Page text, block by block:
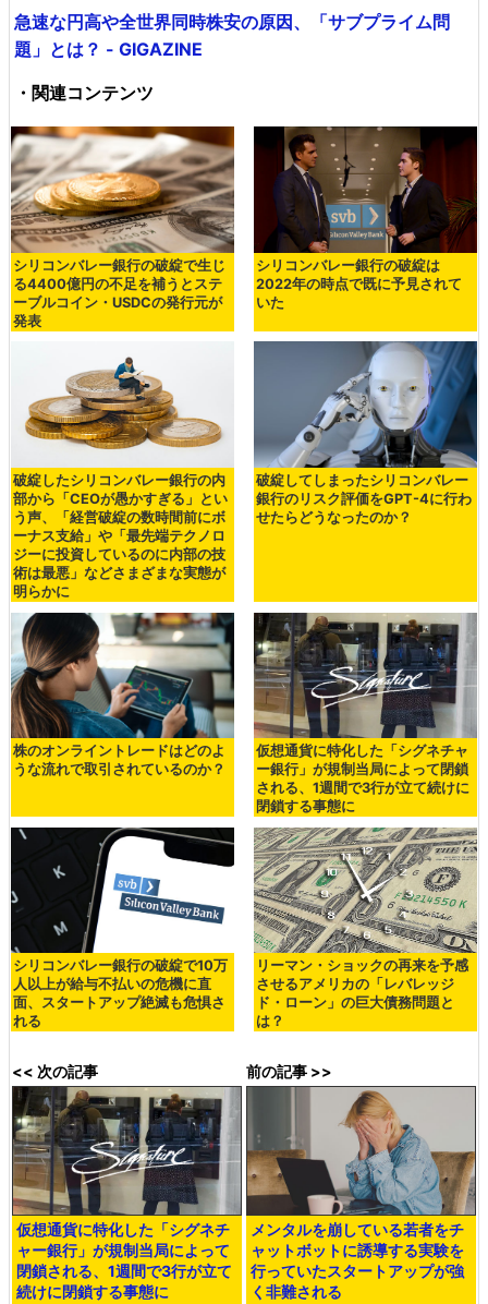
急速な円高や全世界同時株安の原因、「サブプライム問
題」とは？ - GIGAZINE
・関連コンテンツ
シリコンバレー銀行の破綻で生じ
る4400億円の不足を補うとステ
ーブルコイン・USDCの発行元が
発表
シリコンバレー銀行の破綻は
2022年の時点で既に予見されて
いた
破綻したシリコンバレー銀行の内
部から「CEOが愚かすぎる」とい
う声、「経営破綻の数時間前にボ
ーナス支給」や「最先端テクノロ
ジーに投資しているのに内部の技
術は最悪」などさまざまな実態が
明らかに
破綻してしまったシリコンバレー
銀行のリスク評価をGPT-4に行わ
せたらどうなったのか？
株のオンライントレードはどのよ
うな流れで取引されているのか？
仮想通貨に特化した「シグネチャ
ー銀行」が規制当局によって閉鎖
される、1週間で3行が立て続けに
閉鎖する事態に
シリコンバレー銀行の破綻で10万
人以上が給与不払いの危機に直
面、スタートアップ絶滅も危惧さ
れる
リーマン・ショックの再来を予感
させるアメリカの「レバレッジ
ド・ローン」の巨大債務問題と
は？
<< 次の記事
仮想通貨に特化した「シグネチ
ャー銀行」が規制当局によって
閉鎖される、1週間で3行が立て
続けに閉鎖する事態に
前の記事 >>
メンタルを崩している若者をチ
ャットボットに誘導する実験を
行っていたスタートアップが強
く非難される